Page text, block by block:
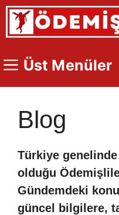
İçeriğe
atla
Üst Menüler
Blog
Türkiye genelinde
olduğu
Gündemdeki
güncel bilgilere,